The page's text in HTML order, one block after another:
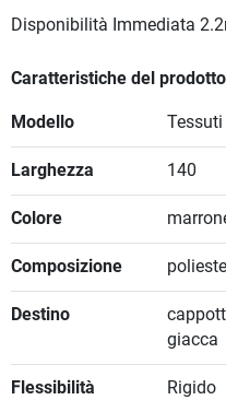
Disponibilità Immediata
Caratteristiche del prodotto
Modello
Larghezza 140
Colore
Composizione
Destino
giacca
Flessibilità Rigido